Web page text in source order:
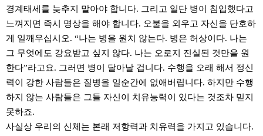
경계태세를 늦추지 말아야 합니다. 그리고 일단 병이 침입했다고
느껴지면 즉시 명상을 해야 합니다. 오불을 외우고 자신을 단호하
게 일깨우십시오. “나는 병을 원치 않는다. 병은 허상이다. 나는
그 무엇에도 강요받고 싶지 않다. 나는 오로지 진실된 것만을 원
한다”라고요. 그러면 병이 달아날 겁니다. 수행을 오래 해서 정신
력이 강한 사람들은 질병을 일순간에 없애버립니다. 하지만 수행
하지 않는 사람들은 그들 자신이 치유능력이 있다는 것조차 믿지
못하죠.
사실상 우리의 신체는 본래 저항력과 치유력을 가지고 있습니다.